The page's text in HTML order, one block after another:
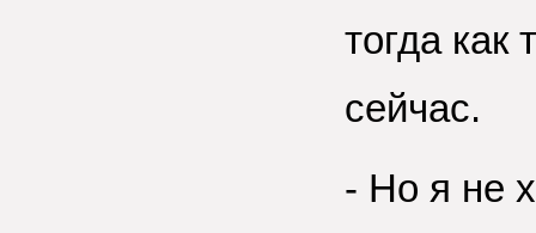
тогда как
сейчас.
- Но я не